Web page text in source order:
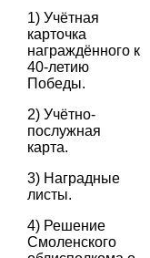
1) Учётная
карточка
награждённого к
40-летию
Победы.
2) Учётно-
послужная
карта.
3) Наградные
листы.
4) Решение
Смоленского